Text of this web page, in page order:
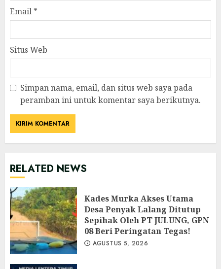
Email *
Situs Web
Simpan nama, email, dan situs web saya pada
peramban ini untuk komentar saya berikutnya.
RELATED NEWS
Kades Murka Akses Utama
Desa Penyak Lalang Ditutup
Sepihak Oleh PT JULUNG, GPN
08 Beri Peringatan Tegas!
AGUSTUS 5, 2026